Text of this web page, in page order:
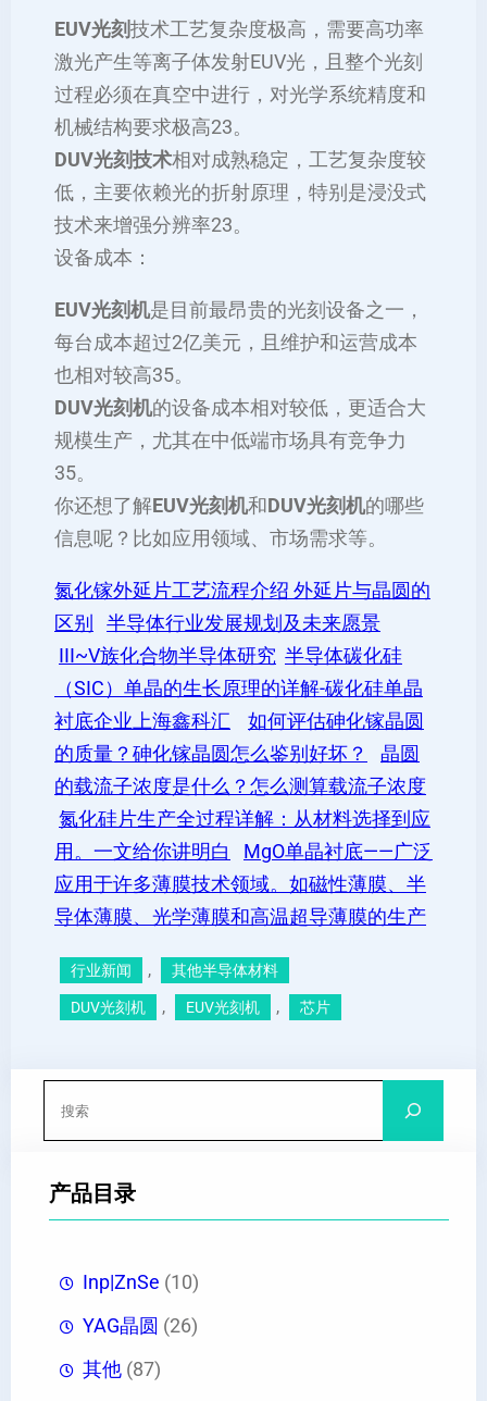
EUV光刻技术工艺复杂度极高，需要高功率
激光产生等离子体发射EUV光，且整个光刻
过程必须在真空中进行，对光学系统精度和
机械结构要求极高‌23。
DUV光刻技术相对成熟稳定，工艺复杂度较
低，主要依赖光的折射原理，特别是浸没式
技术来增强分辨率‌23。
‌设备成本‌：
EUV光刻机是目前最昂贵的光刻设备之一，
每台成本超过2亿美元，且维护和运营成本
也相对较高‌35。
DUV光刻机的设备成本相对较低，更适合大
规模生产，尤其在中低端市场具有竞争力‌
35。
你还想了解EUV光刻机和 DUV光刻机的哪些
信息呢？比如应用领域、市场需求等。
氮化镓外延片工艺流程介绍 外延片与晶圆的
区别
半导体行业发展规划及未来愿景
III~V族化合物半导体研究 半导体碳化硅
（SIC）单晶的生长原理的详解-碳化硅单晶
衬底企业上海鑫科汇
如何评估砷化镓晶圆
的质量？砷化镓晶圆怎么鉴别好坏？
晶圆
的载流子浓度是什么？怎么测算载流子浓度
氮化硅片生产全过程详解：从材料选择到应
用。一文给你讲明白
MgO单晶衬底——广泛
应用于许多薄膜技术领域。如磁性薄膜、半
导体薄膜、光学薄膜和高温超导薄膜的生产
行业新闻 , 其他半导体材料
DUV光刻机 , EUV光刻机 , 芯片
产品目录
Inp|ZnSe (10)
YAG晶圆 (26)
其他 (87)